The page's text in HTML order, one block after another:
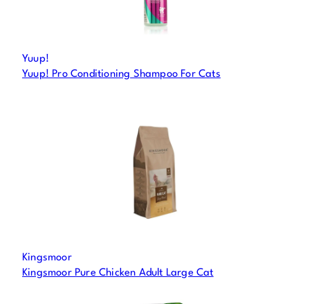
Yuup!
Yuup! Pro Conditioning Shampoo For Cats
Kingsmoor
Kingsmoor Pure Chicken Adult Large Cat